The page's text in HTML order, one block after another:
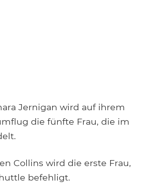
Jernigan wird auf ihrem
die fünfte Frau, die im
Collins wird die erste Frau,
befehligt.